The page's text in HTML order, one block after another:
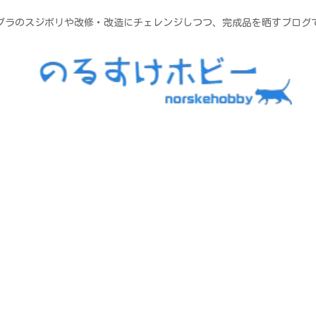
ラのスジボリや改修・改造にチェレンジしつつ、完成品を晒すブログ